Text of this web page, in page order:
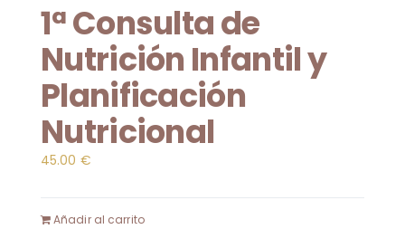
1ª Consulta de
Nutrición Infantil y
Planificación
Nutricional
45.00 €
Añadir al carrito